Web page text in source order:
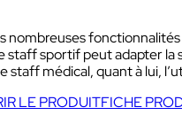
nombreuses
staff sportif peut adapter
staff médical, quant à lui,
LE PRODUITFICHE